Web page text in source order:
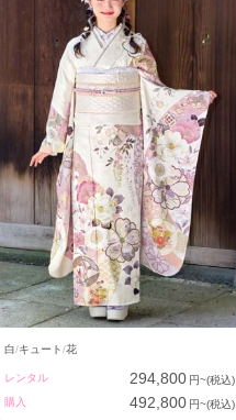
白 キュート 花
レンタル 294,800 円~(税込)
購入
492,800 円~(税込)